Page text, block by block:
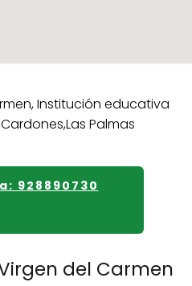
928890730
del Carmen